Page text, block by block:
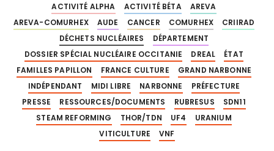
ACTIVITÉ ALPHA ACTIVITÉ BÉTA
AREVA
AREVA-COMURHEX
AUDE CANCER COMURHEX
CRIIRAD
DÉCHETS NUCLÉAIRES
DÉPARTEMENT
DOSSIER SPÉCIAL NUCLÉAIRE OCCITANIE
DREAL
ÉTAT
FAMILLES PAPILLON
FRANCE CULTURE
GRAND NARBONNE
INDÉPENDANT
MIDI LIBRE NARBONNE
PRÉFECTURE
PRESSE
RESSOURCES/DOCUMENTS RUBRESUS
SDN11
STEAM REFORMING
THOR/TDN UF4
URANIUM
VITICULTURE
VNF